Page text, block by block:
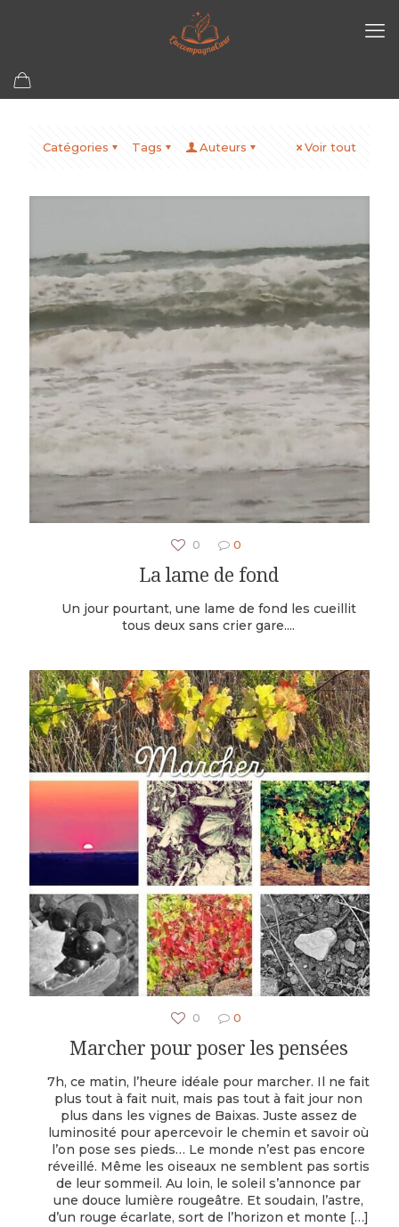
Catégories Tags Auteurs Voir tout
0 0
La lame de fond
Un jour pourtant, une lame de fond les cueillit
tous deux sans crier gare....
0 0
Marcher pour poser les pensées
7h, ce matin, l’heure idéale pour marcher. Il ne fait
plus tout à fait nuit, mais pas tout à fait jour non
plus dans les vignes de Baixas. Juste assez de
luminosité pour apercevoir le chemin et savoir où
l’on pose ses pieds… Le monde n’est pas encore
réveillé. Même les oiseaux ne semblent pas sortis
de leur sommeil. Au loin, le soleil s’annonce par
une douce lumière rougeâtre. Et soudain, l’astre,
d’un rouge écarlate, sort de l’horizon et monte […]